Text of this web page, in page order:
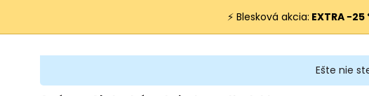
⚡ Blesková akcia: EXTRA −25
Ešte nie